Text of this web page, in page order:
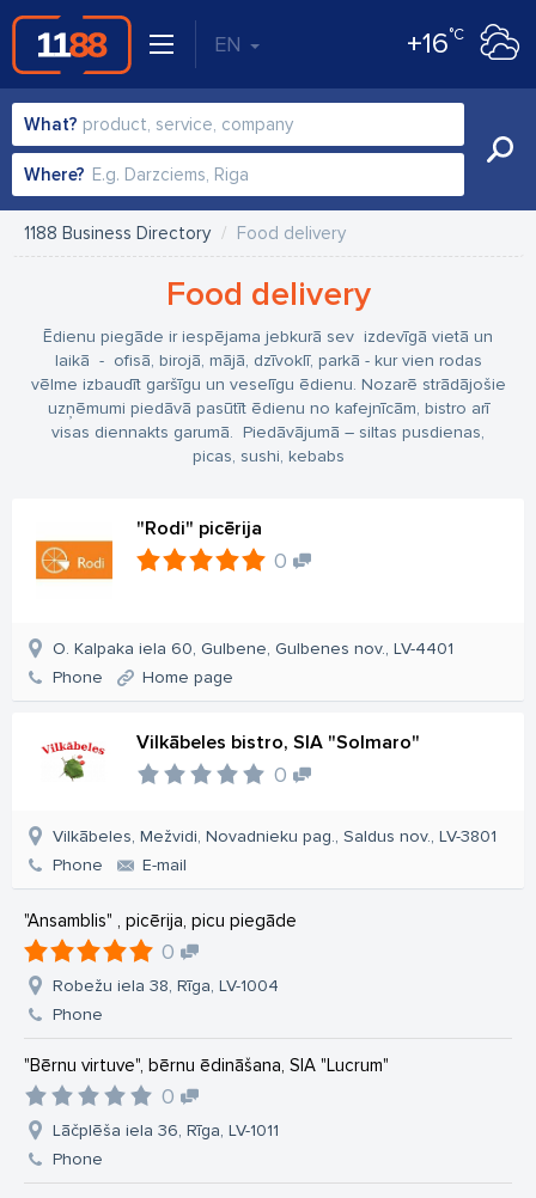
EN +16°C
What?
Where?
1188 Business Directory Food delivery
Food delivery
Ēdienu piegāde ir iespējama jebkurā sev izdevīgā vietā un
laikā - ofisā, birojā, mājā, dzīvoklī, parkā - kur vien rodas
vēlme izbaudīt garšīgu un veselīgu ēdienu. Nozarē strādājošie
uzņēmumi piedāvā pasūtīt ēdienu no kafejnīcām, bistro arī
visas diennakts garumā. Piedāvājumā – siltas pusdienas,
picas, sushi, kebabs
"Rodi" picērija
0
O. Kalpaka iela 60, Gulbene, Gulbenes nov., LV-4401
Phone
Home page
Vilkābeles bistro, SIA "Solmaro"
0
Vilkābeles, Mežvidi, Novadnieku pag., Saldus nov., LV-3801
Phone
E-mail
"Ansamblis" , picērija, picu piegāde
0
Robežu iela 38, Rīga, LV-1004
Phone
"Bērnu virtuve", bērnu ēdināšana, SIA "Lucrum"
0
Lāčplēša iela 36, Rīga, LV-1011
Phone